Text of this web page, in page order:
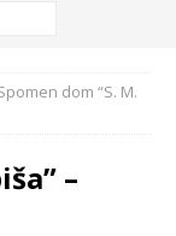
dom “S. M.
–